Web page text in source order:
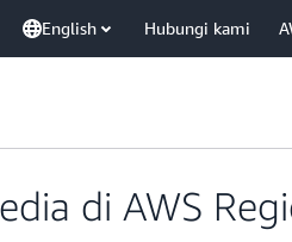
English Hubungi kami
di AWS